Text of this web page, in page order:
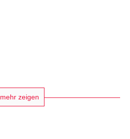
mehr zeigen